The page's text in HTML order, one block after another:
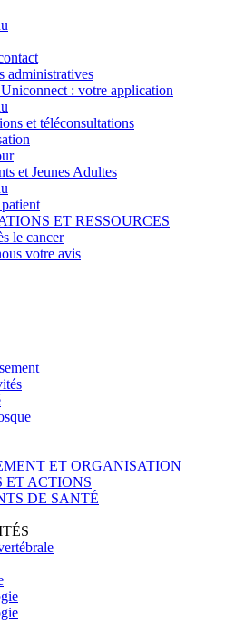
administratives
: votre application
et téléconsultations
et Jeunes Adultes
ET RESSOURCES
le cancer
votre avis
ET ORGANISATION
ET ACTIONS
DE SANTÉ